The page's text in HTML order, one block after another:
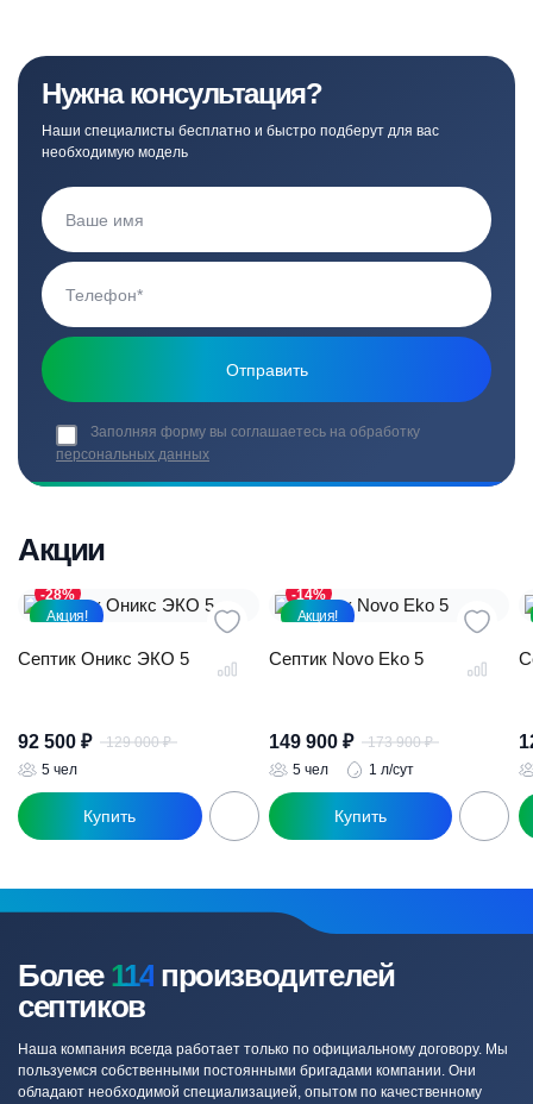
Нужна консультация?
Наши специалисты бесплатно и быстро подберут для вас
необходимую модель
Заполняя форму вы соглашаетесь на обработку
персональных данных
Акции
Акция!
-28%
Септик Оникс ЭКО 5
129 000₽
Первоначальная
129
000 ₽.
92 500 ₽
500 ₽.
5 чел
Акция!
-14%
Септик Novo Eko 5
173 900₽
173
900 ₽.
149 900 ₽
900 ₽.
5 чел 1 л/сут
Более 114 производителей
септиков
Наша компания всегда работает только по официальному договору. Мы
пользуемся собственными постоянными бригадами компании. Они
обладают необходимой специализацией, опытом по качественному